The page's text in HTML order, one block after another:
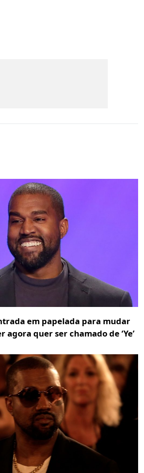
em papelada para mudar
agora quer ser chamado de ‘Ye’